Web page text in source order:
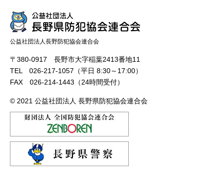
公益社団法人長野防犯協会連合会
〒380-0917 長野市大字稲葉2413番地11
TEL 026-217-1057（平日 8:30～17:00）
FAX 026-214-1443（24時間受付）
© 2021 公益社団法人 長野県防犯協会連合会